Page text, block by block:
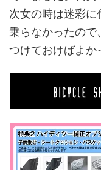
次女の時は迷彩
乗らなかったの
つけておけばよか